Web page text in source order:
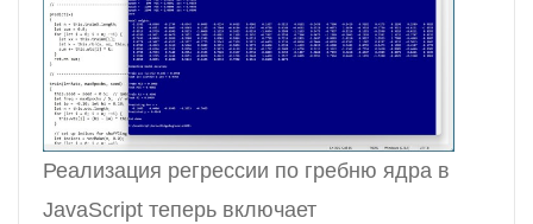
Реализация регрессии по гребню ядра в
JavaScript теперь включает